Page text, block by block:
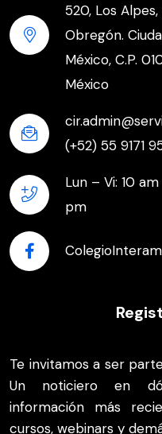
520, Los
Obregón.
México, C.P.
México
(+52) 55 9171
Lun – Vi: 10
pm
Te invitamos a ser
Un noticiero en
información más
cursos, webinars y